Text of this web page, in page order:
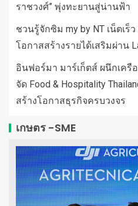
ราชวงศ์” พุ่งทะยานสู่น่านฟ้า
ชวนรู้จักซิม my by NT เน็ตเ
โอกาสสร้างรายได้เสริมผ่าน
อินฟอร์มา มาร์เก็ตส์ ผนึกเครื
จัด Food & Hospitality
สร้างโอกาสธุรกิจครบวงจร
เกษตร -SME